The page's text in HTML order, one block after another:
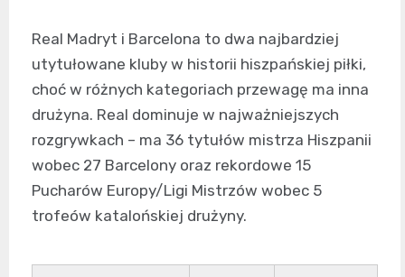
Real Madryt i Barcelona to dwa najbardziej
utytułowane kluby w historii hiszpańskiej piłki,
choć w różnych kategoriach przewagę ma inna
drużyna. Real dominuje w najważniejszych
rozgrywkach – ma 36 tytułów mistrza Hiszpanii
wobec 27 Barcelony oraz rekordowe 15
Pucharów Europy/Ligi Mistrzów wobec 5
trofeów katalońskiej drużyny.